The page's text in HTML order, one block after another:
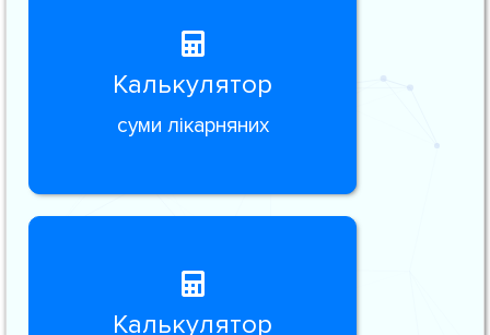
Калькулятор
суми лікарняних
Калькулятор